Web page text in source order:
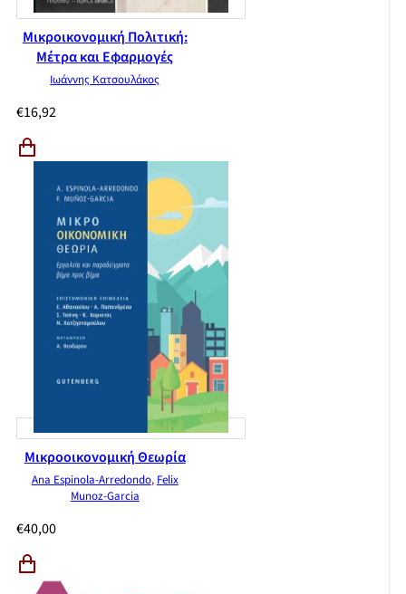
Μικροικονομική Πολιτική:
Μέτρα και Εφαρμογές
Ιωάννης Κατσουλάκος
€16,92
Μικροοικονομική Θεωρία
Ana Espinola-Arredondo, Felix
Munoz-Garcia
€40,00